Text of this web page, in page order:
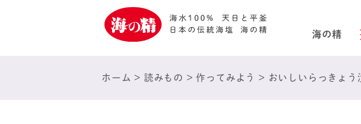
海の精
ホーム > 読みもの >作ってみよう > おいしいらっきょう